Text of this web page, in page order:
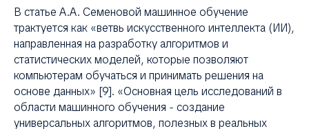
В статье А.А. Семеновой машинное обучение
трактуется как «ветвь искусственного интеллекта (ИИ),
направленная на разработку алгоритмов и
статистических моделей, которые позволяют
компьютерам обучаться и принимать решения на
основе данных» [9]. «Основная цель исследований в
области машинного обучения - создание
универсальных алгоритмов, полезных в реальных